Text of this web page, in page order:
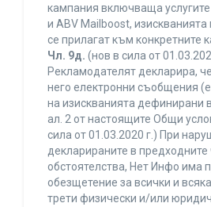
кампания включваща
и ABV Mailboost, изискванията
се прилагат към конкретните
Чл. 9д. (нов в сила от
Рекламодателят декларира,
него електронни съобщения
на изискванията дефинирани
ал. 2 от настоящите Общи
сила от 01.03.2020 г.) При
декларираните в предходните
обстоятелства, Нет Инфо има
обезщетение за всички и
трети физически и/или